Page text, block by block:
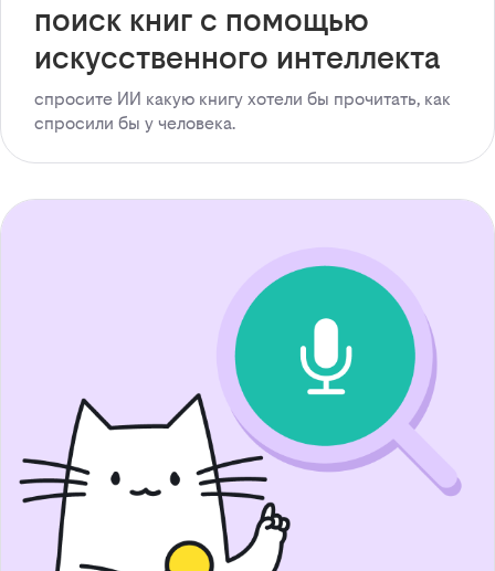
поиск книг с помощью
искусственного интеллекта
спросите ИИ какую книгу хотели бы прочитать, как
спросили бы у человека.